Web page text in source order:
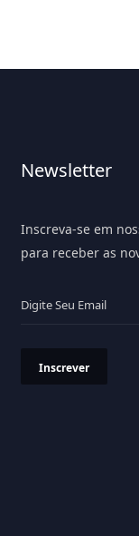
Newsletter
Inscreva-se em
para receber as
Inscrever